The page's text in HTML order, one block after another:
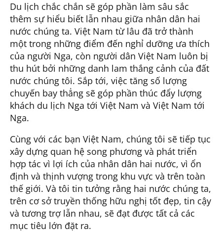
Du lịch chắc chắn sẽ góp phần làm sâu sắc
thêm sự hiểu biết lẫn nhau giữa nhân dân hai
nước chúng ta. Việt Nam từ lâu đã trở thành
một trong những điểm đến nghỉ dưỡng ưa thích
của người Nga, còn người dân Việt Nam luôn bị
thu hút bởi những danh lam thắng cảnh của đất
nước chúng tôi. Sắp tới, việc tăng số lượng
chuyến bay thẳng sẽ góp phần thúc đẩy lượng
khách du lịch Nga tới Việt Nam và Việt Nam tới
Nga.
Cùng với các bạn Việt Nam, chúng tôi sẽ tiếp tục
xây dựng quan hệ song phương và phát triển
hợp tác vì lợi ích của nhân dân hai nước, vì ổn
định và thịnh vượng trong khu vực và trên toàn
thế giới. Và tôi tin tưởng rằng hai nước chúng ta,
trên cơ sở truyền thống hữu nghị tốt đẹp, tin cậy
và tương trợ lẫn nhau, sẽ đạt được tất cả các
mục tiêu lớn đặt ra.